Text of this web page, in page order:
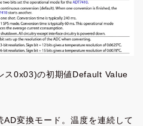
ス0x03)の初期値Default Value
変換モード。温度を連続して